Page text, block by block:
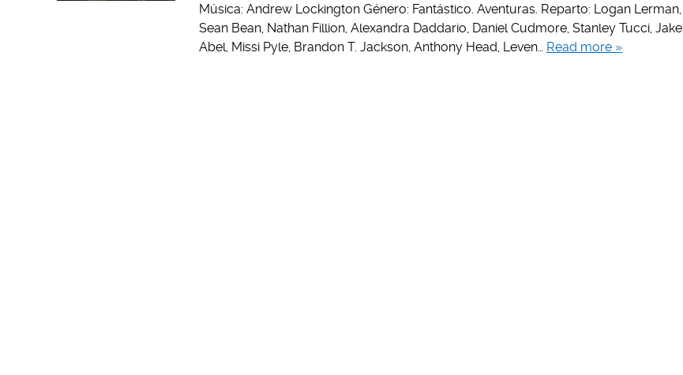
Música: Andrew Lockington Género: Fantástico. Aventuras. Reparto: Logan Lerman,
Sean Bean, Nathan Fillion, Alexandra Daddario, Daniel Cudmore, Stanley Tucci, Jake
Abel, Missi Pyle, Brandon T. Jackson, Anthony Head, Leven… Read more »